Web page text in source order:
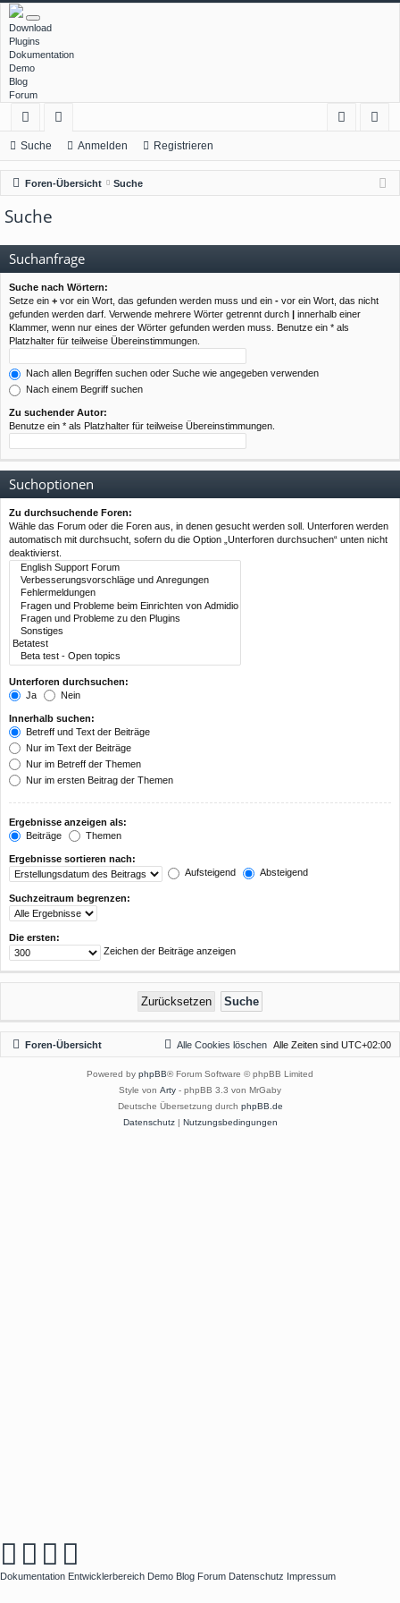
Download
Plugins
Dokumentation
Demo
Blog
Forum
ch
ne
llz
ug
rif
f
en
m
el
ist
rie
Suche Anmelden Registrieren
Foren-Übersicht Suche
Suche
Suchanfrage
Suche nach Wörtern:
Setze ein + vor ein Wort, das gefunden werden muss und ein - vor ein Wort, das nicht
gefunden werden darf. Verwende mehrere Wörter getrennt durch | innerhalb einer
Klammer, wenn nur eines der Wörter gefunden werden muss. Benutze ein * als
Platzhalter für teilweise Übereinstimmungen.
Nach allen Begriffen suchen oder Suche wie angegeben verwenden
Nach einem Begriff suchen
Zu suchender Autor:
Benutze ein * als Platzhalter für teilweise Übereinstimmungen.
Suchoptionen
Zu durchsuchende Foren:
Wähle das Forum oder die Foren aus, in denen gesucht werden soll. Unterforen werden
automatisch mit durchsucht, sofern du die Option „Unterforen durchsuchen“ unten nicht
deaktivierst.
Unterforen durchsuchen:
Ja
Nein
Innerhalb suchen:
Betreff und Text der Beiträge
Nur im Text der Beiträge
Nur im Betreff der Themen
Nur im ersten Beitrag der Themen
Ergebnisse anzeigen als:
Beiträge
Themen
Ergebnisse sortieren nach:
Aufsteigend
Absteigend
Suchzeitraum begrenzen:
Die ersten:
Zeichen der Beiträge anzeigen
Foren-Übersicht Alle Zeiten sind UTC+02:00
Alle Cookies löschen
Powered by phpBB® Forum Software © phpBB Limited
Style von Arty - phpBB 3.3 von MrGaby
Deutsche Übersetzung durch phpBB.de
Datenschutz| Nutzungsbedingungen
Dokumentation Entwicklerbereich Demo Blog Forum Datenschutz Impressum